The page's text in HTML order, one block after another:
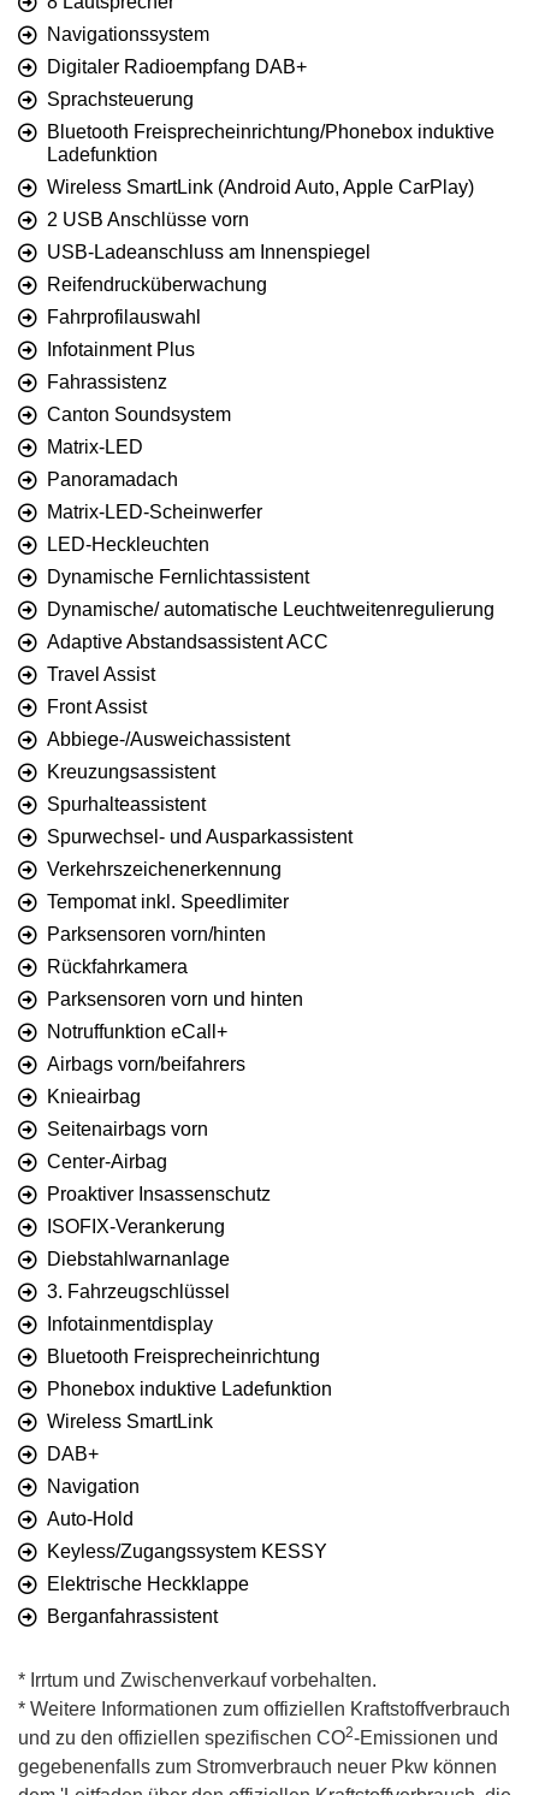
Navigationssystem
Digitaler Radioempfang DAB+
Sprachsteuerung
Bluetooth Freisprecheinrichtung/Phonebox induktive
Ladefunktion
Wireless SmartLink (Android Auto, Apple CarPlay)
2 USB Anschlüsse vorn
USB-Ladeanschluss am Innenspiegel
Reifendrucküberwachung
Fahrprofilauswahl
Infotainment Plus
Fahrassistenz
Canton Soundsystem
Matrix-LED
Panoramadach
Matrix-LED-Scheinwerfer
LED-Heckleuchten
Dynamische Fernlichtassistent
Dynamische/ automatische Leuchtweitenregulierung
Adaptive Abstandsassistent ACC
Travel Assist
Front Assist
Abbiege-/Ausweichassistent
Kreuzungsassistent
Spurhalteassistent
Spurwechsel- und Ausparkassistent
Verkehrszeichenerkennung
Tempomat inkl. Speedlimiter
Parksensoren vorn/hinten
Rückfahrkamera
Parksensoren vorn und hinten
Notruffunktion eCall+
Airbags vorn/beifahrers
Knieairbag
Seitenairbags vorn
Center-Airbag
Proaktiver Insassenschutz
ISOFIX-Verankerung
Diebstahlwarnanlage
3. Fahrzeugschlüssel
Infotainmentdisplay
Bluetooth Freisprecheinrichtung
Phonebox induktive Ladefunktion
Wireless SmartLink
DAB+
Navigation
Auto-Hold
Keyless/Zugangssystem KESSY
Elektrische Heckklappe
Berganfahrassistent
* Irrtum und Zwischenverkauf vorbehalten.
* Weitere Informationen zum offiziellen Kraftstoffverbrauch
und zu den offiziellen spezifischen CO2-Emissionen und
gegebenenfalls zum Stromverbrauch neuer Pkw können